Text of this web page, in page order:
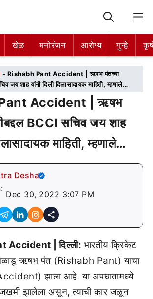
खेळ मनोरंजन आरोग्य गुन्हे
खेळ मनोरंजन आरोग्य गुन्हे
- Rishabh Pant Accident | ऋषभ पंतच्या
जय शाह यांनी दिली दिलासादायक माहिती, म्हणाले…
Accident | ऋषभ
BCCI सचिव जय शाह
माहिती, म्हणाले…
Desha
Dec 30, 2022 3:07 PM
Accident | दिल्ली: भारतीय क्रिकेट
ऋषभ पंत (Rishabh Pant) याचा
झाला आहे. या अपघातामध्ये
झालेला असून, त्याची कार जळून